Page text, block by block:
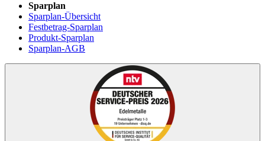
Sparplan
Sparplan-Übersicht
Festbetrag-Sparplan
Produkt-Sparplan
Sparplan-AGB